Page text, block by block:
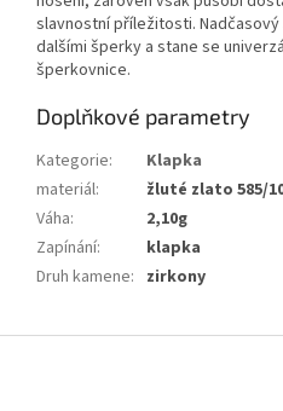
slavnostní příležitosti.
dalšími šperky a stane se
šperkovnice.
Doplňkové parametry
Kategorie:
Klapka
materiál:
žluté zlato 585/
Váha:
2,10g
Zapínání:
klapka
Druh kamene: zirkony